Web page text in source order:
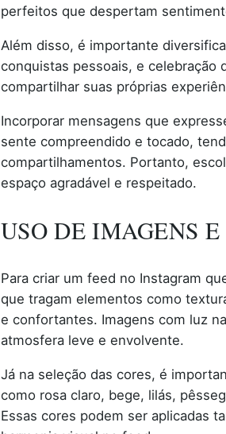
perfeitos que despertam
Além disso, é importante
conquistas pessoais, e celebração
compartilhar suas próprias
Incorporar mensagens que
sente compreendido e tocado,
compartilhamentos. Portanto,
espaço agradável e respeitado.
USO DE IMAGENS
Para criar um feed no Instagram
que tragam elementos como
e confortantes. Imagens com luz
atmosfera leve e envolvente.
Já na seleção das cores, é
como rosa claro, bege, lilás,
Essas cores podem ser aplicadas